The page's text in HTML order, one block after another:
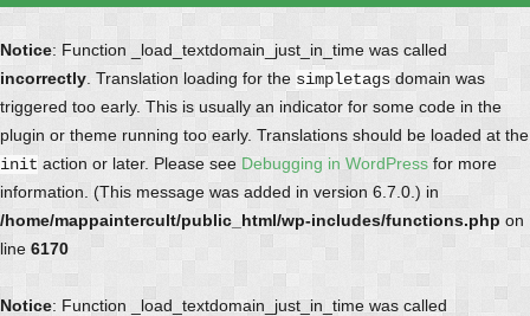
Notice: Function _load_textdomain_just_in_time was called
incorrectly . Translation loading for the simpletags domain was
triggered too early. This is usually an indicator for some code in the
plugin or theme running too early. Translations should be loaded at the
init action or later. Please see Debugging in WordPress for more
information. (This message was added in version 6.7.0.) in
/home/mappaintercult/public_html/wp-includes/functions.php on
line 6170
Notice: Function _load_textdomain_just_in_time was called